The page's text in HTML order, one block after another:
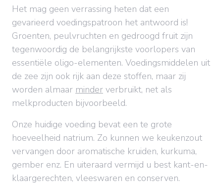
Het mag geen verrassing heten dat een
gevarieerd voedingspatroon het antwoord is!
Groenten, peulvruchten en gedroogd fruit zijn
tegenwoordig de belangrijkste voorlopers van
essentiële oligo-elementen. Voedingsmiddelen uit
de zee zijn ook rijk aan deze stoffen, maar zij
worden almaar minder verbruikt, net als
melkproducten bijvoorbeeld.
Onze huidige voeding bevat een te grote
hoeveelheid natrium. Zo kunnen we keukenzout
vervangen door aromatische kruiden, kurkuma,
gember enz. En uiteraard vermijd u best kant-en-
klaargerechten, vleeswaren en conserven.